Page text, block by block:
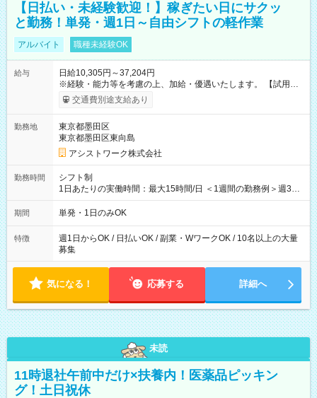
【日払い・未経験歓迎！】稼ぎたい日にサクッ
と勤務！単発・週1日～自由シフトの軽作業
アルバイト 職種未経験OK
給与
日給10,305円～37,204円
※経験・能力等を考慮の上、加給・優遇いたします。 【試用期
間】試用期間なし
交通費別途支給あり
勤務地
東京都墨田区
東京都墨田区東向島
アシストワーク株式会社
勤務時間
シフト制
1日あたりの実働時間：最大15時間/日 ＜1週間の勤務例＞週3回
勤務 勤務：月・水・金 休み：火・木・土・日 好きな時にお仕事
可能です！ ※1日あたりの最大実働時間は日勤、夜勤共に勤務し
期間 単発・1日のみOK
特徴
週1日からOK / 日払いOK / 副業・WワークOK / 10名以上の大量
募集
気になる！ 応募する 詳細へ
未読
11時退社午前中だけ×扶養内！医薬品ピッキン
グ！土日祝休